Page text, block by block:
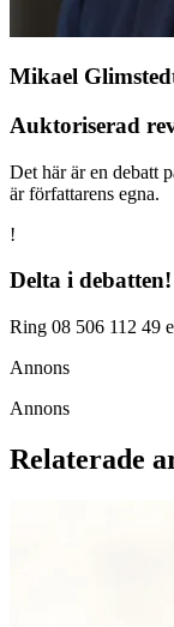
Mikael
Auktoriserad
Det här är en debatt
är författarens egna.
!
Delta i debatten!
Ring 08 506 112 49
Annons
Annons
Relaterade